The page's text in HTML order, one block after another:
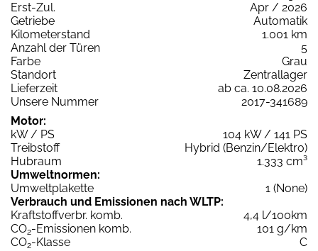
Erst-Zul.
Apr / 2026
Getriebe
Automatik
Kilometerstand
1.001 km
Anzahl der Türen
5
Farbe
Grau
Standort
Zentrallager
Lieferzeit
ab ca. 10.08.2026
Unsere Nummer
2017-341689
Motor:
kW / PS
104 kW / 141 PS
Treibstoff
Hybrid (Benzin/Elektro)
Hubraum
1.333 cm³
Umweltnormen:
Umweltplakette
1 (None)
Verbrauch und Emissionen nach WLTP:
Kraftstoffverbr. komb.
4,4 l/100km
CO2-Emissionen komb.
101 g/km
CO2-Klasse
C